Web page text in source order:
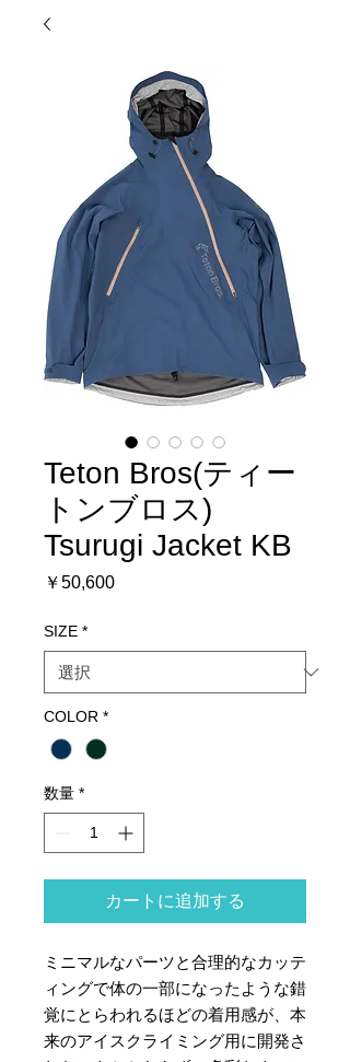
Teton Bros(ティー
トンブロス)
Tsurugi Jacket KB
￥50,600価
SIZE *
COLOR *
数量 *
カートに追加する
ミニマルなパーツと合理的なカッテ
ィングで体の一部になったような錯
覚にとらわれるほどの着用感が、本
来のアイスクライミング用に開発さ